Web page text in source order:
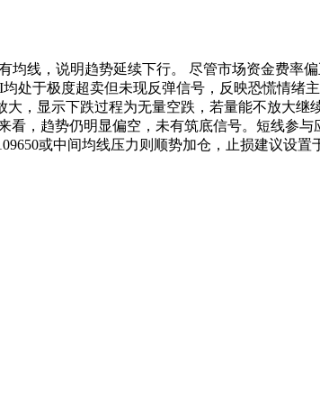
线，说明趋势延续下行。 尽管市场资金费率
处于极度超卖但未现反弹信号，反映恐慌情绪
，显示下跌过程为无量空跌，若量能不放大继
，趋势仍明显偏空，未有筑底信号。短线参
或中间均线压力则顺势加仓，止损建议设置